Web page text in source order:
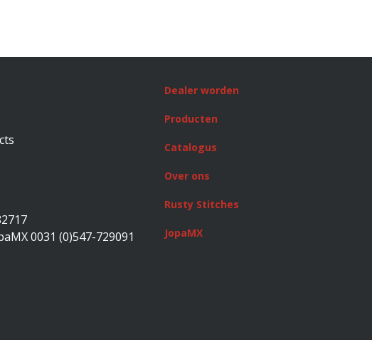
0031 (0)547-729091
Dealer worden
Producten
Catalogus
Over ons
Rusty Stitches
JopaMX